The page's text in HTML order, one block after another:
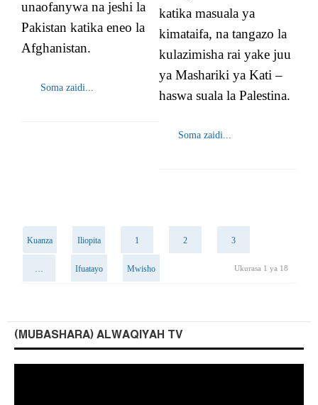
unaofanywa na jeshi la
Pakistan katika eneo la
Afghanistan.
Soma zaidi...
katika masuala ya
kimataifa, na tangazo la
kulazimisha rai yake juu
ya Mashariki ya Kati –
haswa suala la Palestina.
Soma zaidi...
Kuanza Iliopita 1 2 3
… Ifuatayo Mwisho Ukurasa 1 ya 18
(MUBASHARA) ALWAQIYAH TV